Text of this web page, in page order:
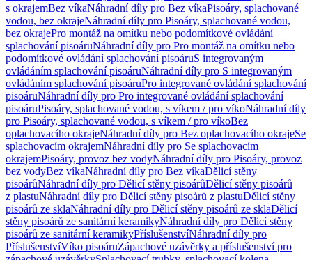
s okrajemBez víkaNáhradní díly pro Bez víkaPisoáry, splachované
vodou, bez okrajeNáhradní díly pro Pisoáry, splachované vodou,
bez okrajePro montáž na omítku nebo podomítkové ovládání
splachování pisoáruNáhradní díly pro Pro montáž na omítku nebo
podomítkové ovládání splachování pisoáruS integrovaným
ovládáním splachování pisoáruNáhradní díly pro S integrovaným
ovládáním splachování pisoáruPro integrované ovládání splachování
pisoáruNáhradní díly pro Pro integrované ovládání splachování
pisoáruPisoáry, splachované vodou, s víkem / pro víkoNáhradní díly
pro Pisoáry, splachované vodou, s víkem / pro víkoBez
oplachovacího okrajeNáhradní díly pro Bez oplachovacího okrajeSe
splachovacím okrajemNáhradní díly pro Se splachovacím
okrajemPisoáry, provoz bez vodyNáhradní díly pro Pisoáry, provoz
bez vodyBez víkaNáhradní díly pro Bez víkaDělicí stěny
pisoárůNáhradní díly pro Dělicí stěny pisoárůDělicí stěny pisoárů
z plastuNáhradní díly pro Dělicí stěny pisoárů z plastuDělicí stěny
pisoárů ze sklaNáhradní díly pro Dělicí stěny pisoárů ze sklaDělicí
stěny pisoárů ze sanitární keramikyNáhradní díly pro Dělicí stěny
pisoárů ze sanitární keramikyPříslušenstvíNáhradní díly pro
PříslušenstvíVíko pisoáruZápachové uzávěrky a příslušenství pro